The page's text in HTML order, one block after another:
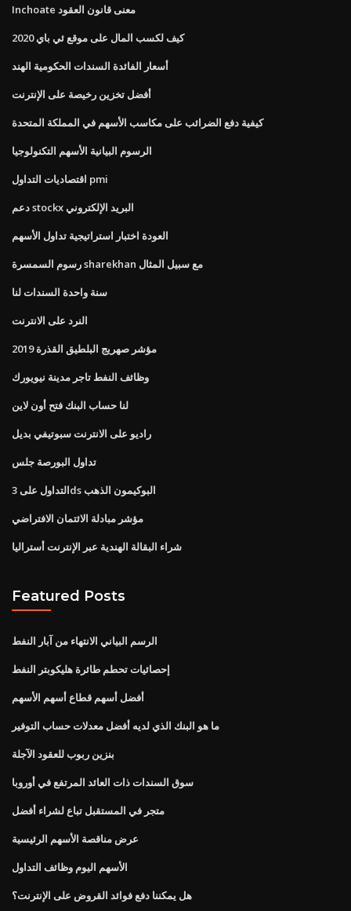
Inchoate معنى قانون العقود
كيف لكسب المال على موقع ئي باي 2020
أسعار الفائدة السندات الحكومية الهند
أفضل تخزين رخيصة على الإنترنت
كيفية دفع الضرائب على مكاسب الأسهم في المملكة المتحدة
الرسوم البيانية الأسهم التكنولوجيا
اقتصاديات التداول pmi
دعم stockx البريد الإلكتروني
العودة اختبار استراتيجية تداول الأسهم
رسوم السمسرة sharekhan مع سبيل المثال
سنة واحدة السندات لنا
النرد على الانترنت
مؤشر صهريج البلطيق القذرة 2019
وظائف النفط تاجر مدينة نيويورك
لنا حساب البنك فتح أون لاين
راديو على الانترنت سبوتيفي بديل
تداول البورصة جلس
التداول على 3ds البوكيمون الذهب
مؤشر مبادلة الائتمان الافتراضي
شراء البقالة الهندية عبر الإنترنت أستراليا
Featured Posts
الرسم البياني الانتهاء من آبار النفط
إحصائيات تحطم طائرة هليكوبتر النفط
أفضل أسهم قطاع أسهم الأسهم
ما هو البنك الذي لديه أفضل معدلات حساب التوفير
بنزين ربوب للعقود الآجلة
سوق السندات ذات العائد المرتفع في أوروبا
متجر في المستقبل تباع لشراء أفضل
عرض مناقصة الأسهم الرئيسية
الأسهم اليوم وظائف التداول
هل يمكننا دفع فوائد القروض على الإنترنت؟